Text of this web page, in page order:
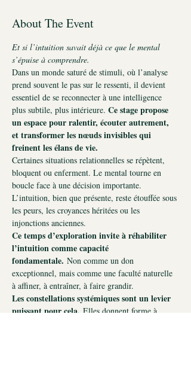
About The Event
Et si l’intuition savait déjà ce que le mental
s’épuise à comprendre.
Dans un monde saturé de stimuli, où l’analyse
prend souvent le pas sur le ressenti, il devient
essentiel de se reconnecter à une intelligence
plus subtile, plus intérieure. Ce stage propose
un espace pour ralentir, écouter autrement,
et transformer les nœuds invisibles qui
freinent les élans de vie.
Certaines situations relationnelles se répètent,
bloquent ou enferment. Le mental tourne en
boucle face à une décision importante.
L’intuition, bien que présente, reste étouffée sous
les peurs, les croyances héritées ou les
injonctions anciennes.
Ce temps d’exploration invite à réhabiliter
l’intuition comme capacité
fondamentale. Non comme un don
exceptionnel, mais comme une faculté naturelle
à affiner, à entraîner, à faire grandir.
Les constellations systémiques sont un levier
puissant pour cela. Elles donnent forme à